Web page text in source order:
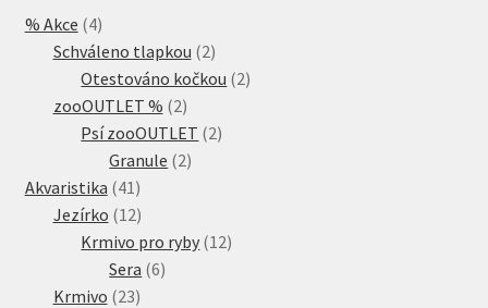
% Akce 44
produkty
Schváleno tlapkou 22
produkty
Otestováno kočkou 22
zooOUTLET % 22
produkty
Psí zooOUTLET 22
Granule 22
Akvaristika 41 41
produktů
Jezírko 1212
produktů
Krmivo pro ryby 1212
Sera 66
Krmivo 2323